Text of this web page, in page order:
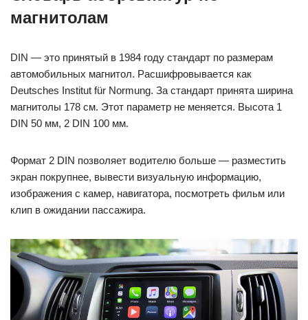
магнитолам
DIN — это принятый в 1984 году стандарт по размерам
автомобильных магнитол. Расшифровывается как
Deutsches Institut für Normung. За стандарт принята ширина
магнитолы 178 см. Этот параметр не меняется. Высота 1
DIN 50 мм, 2 DIN 100 мм.
Формат 2 DIN позволяет водителю больше — разместить
экран покрупнее, вывести визуальную информацию,
изображения с камер, навигатора, посмотреть фильм или
клип в ожидании пассажира.